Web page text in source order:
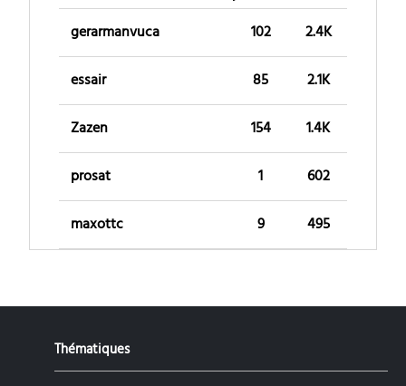
gerarmanvuca 102 2.4K
essair 85 2.1K
Zazen 154 1.4K
prosat 1 602
maxottc 9 495
Thématiques